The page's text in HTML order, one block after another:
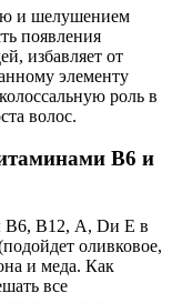
и шелушением
появления
избавляет от
элементу
роль в
волос.
В6 и
В6, В12, А, Dи Е в
оливковое,
и меда. Как
все